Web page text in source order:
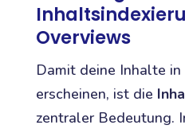
Overviews
Damit deine Inhalte
erscheinen, ist die
zentraler Bedeutung.